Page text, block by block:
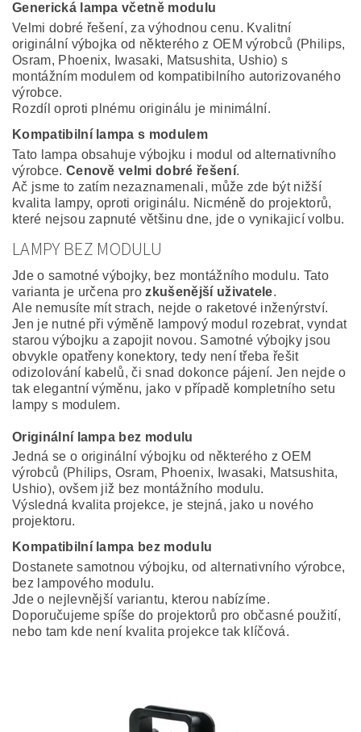
Generická lampa včetně modulu
Velmi dobré řešení, za výhodnou cenu. Kvalitní
originální výbojka od některého z OEM výrobců (Philips,
Osram, Phoenix, Iwasaki, Matsushita, Ushio) s
montážním modulem od kompatibilního autorizovaného
výrobce.
Rozdíl oproti plnému originálu je minimální.
Kompatibilní lampa s modulem
Tato lampa obsahuje výbojku i modul od alternativního
výrobce. Cenově velmi dobré řešení.
Ač jsme to zatím nezaznamenali, může zde být nižší
kvalita lampy, oproti originálu. Nicméně do projektorů,
které nejsou zapnuté většinu dne, jde o vynikajicí volbu.
LAMPY BEZ MODULU
Jde o samotné výbojky, bez montážního modulu. Tato
varianta je určena prozkušenější uživatele.
Ale nemusíte mít strach, nejde o raketové inženýrství.
Jen je nutné při výměně lampový modul rozebrat, vyndat
starou výbojku a zapojit novou. Samotné výbojky jsou
obvykle opatřeny konektory, tedy není třeba řešit
odizolování kabelů, či snad dokonce pájení. Jen nejde o
tak elegantní výměnu, jako v případě kompletního setu
lampy s modulem.
Originální lampa bez modulu
Jedná se o originální výbojku od některého z OEM
výrobců (Philips, Osram, Phoenix, Iwasaki, Matsushita,
Ushio), ovšem již bez montážního modulu.
Výsledná kvalita projekce, je stejná, jako u nového
projektoru.
Kompatibilní lampa bez modulu
Dostanete samotnou výbojku, od alternativního výrobce,
bez lampového modulu.
Jde o nejlevnější variantu, kterou nabízíme.
Doporučujeme spíše do projektorů pro občasné použití,
nebo tam kde není kvalita projekce tak klíčová.